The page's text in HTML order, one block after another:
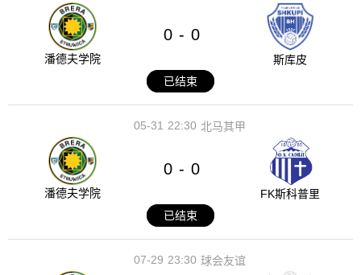
潘德夫学院
0 - 0
斯库皮
已结束
22:30
05-31 北马其甲
潘德夫学院
0 - 0
FK斯科普里
已结束
23:30
07-29 球会友谊